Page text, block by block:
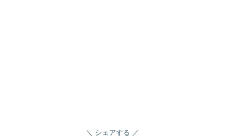
シェアする